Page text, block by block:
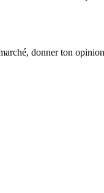
donner ton